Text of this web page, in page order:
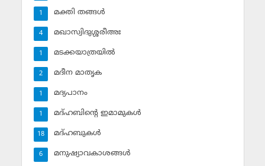
മക്തി തങ്ങള്‍
1
മഖാസ്വിദുശ്ശരീഅഃ
4
മടക്കയാത്രയില്‍
1
മദീന മാതൃക
2
മദ്യപാനം
1
മദ്ഹബിന്റെ ഇമാമുകള്‍
1
മദ്ഹബുകള്‍
18
മനുഷ്യാവകാശങ്ങള്‍
6